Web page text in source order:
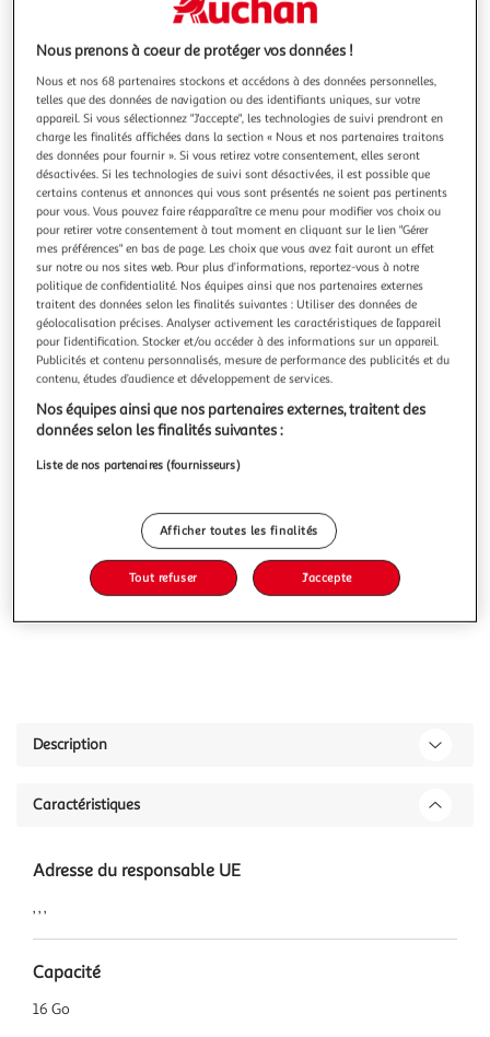
précédente
suivante
EMTEC
Clé USB3.2 16GO SECUREB120
Clé USB 16 Go
En savoir +
Garantie fabricant: 5 ans *
Vendu parAuchan
Livr. ou retrait dès 4/5 jours
A partir de 3,00€ - Retrait offert dès 35€
Plus d'options
12,99€
12,99€ / pce
dont 0,01€ d'éco-part.
dont 1,80€ de rem. copié privée.
Ajouter au panier
Description
Caractéristiques
Adresse du responsable UE
, , ,
Capacité
16 Go
Nous prenons à coeur de protéger vos données !
Nous et nos 68 partenaires stockons et accédons à des données personnelles,
telles que des données de navigation ou des identifiants uniques, sur votre
appareil. Si vous sélectionnez "J'accepte", les technologies de suivi prendront en
charge les finalités affichées dans la section « Nous et nos partenaires traitons
des données pour fournir ». Si vous retirez votre consentement, elles seront
désactivées. Si les technologies de suivi sont désactivées, il est possible que
certains contenus et annonces qui vous sont présentés ne soient pas pertinents
pour vous. Vous pouvez faire réapparaître ce menu pour modifier vos choix ou
pour retirer votre consentement à tout moment en cliquant sur le lien "Gérer
mes préférences" en bas de page. Les choix que vous avez fait auront un effet
sur notre ou nos sites web. Pour plus d’informations, reportez-vous à notre
politique de confidentialité. Nos équipes ainsi que nos partenaires externes
traitent des données selon les finalités suivantes : Utiliser des données de
géolocalisation précises. Analyser activement les caractéristiques de l’appareil
pour l’identification. Stocker et/ou accéder à des informations sur un appareil.
Publicités et contenu personnalisés, mesure de performance des publicités et du
contenu, études d’audience et développement de services.
Nos équipes ainsi que nos partenaires externes, traitent des
données selon les finalités suivantes :
Liste de nos partenaires (fournisseurs)
Afficher toutes les finalités
Tout refuser J'accepte